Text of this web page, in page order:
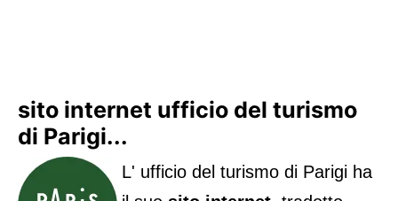
sito internet ufficio del turismo
di Parigi...
L' ufficio del turismo di Parigi ha